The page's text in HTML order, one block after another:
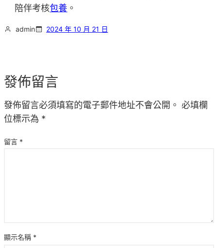
陪伴考核包養 。
admin 2024 年 10 月 21 日
發佈留言
發佈留言必須填寫的電子郵件地址不會公開。 必填欄
位標示為 *
留言 *
顯示名稱 *